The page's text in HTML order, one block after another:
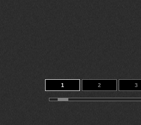
1 2 3
11 12 13